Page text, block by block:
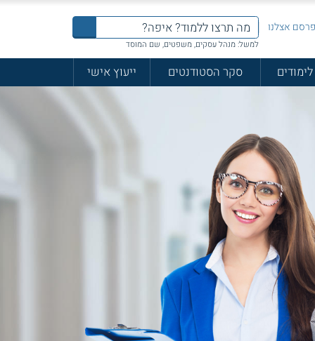
אצלנו
למשל: מנהל עסקים, משפטים, שם המוסד
סקר הסטודנטים ייעוץ אישי